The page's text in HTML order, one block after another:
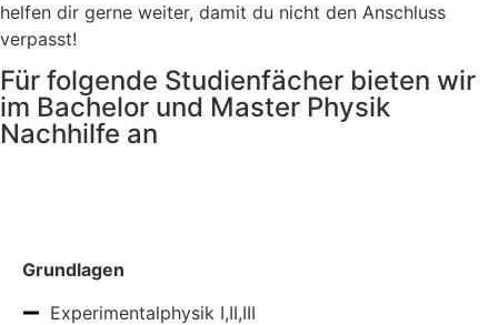
helfen dir gerne weiter, damit du nicht den Anschluss
verpasst!
Für folgende Studienfächer bieten wir
im Bachelor und Master Physik
Nachhilfe an
Grundlagen
Experimentalphysik I,II,III